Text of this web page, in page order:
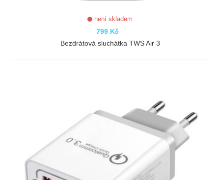
není skladem
799 Kč
Bezdrátová sluchátka TWS Air 3